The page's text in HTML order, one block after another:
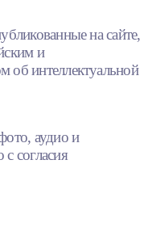
на сайте,
и
об интеллектуальной
аудио и
согласия